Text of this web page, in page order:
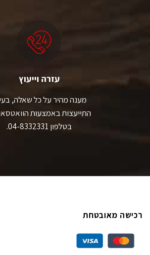
עזרה וייעוץ
מענה מהיר על כל שאלה,
התייעצות באמצעות
בטלפון 04-8332331.
רכישה מאובטחת